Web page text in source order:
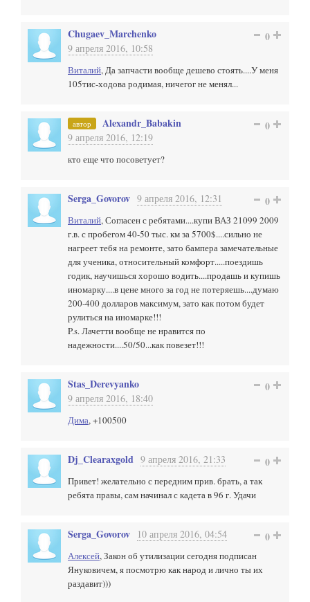
Chugaev_Marchenko
9 апреля 2016, 10:58
0
Виталий, Да запчасти вообще дешево стоять....У меня
105тис-ходова родимая, ничегог не менял...
автор Alexandr_Babakin
9 апреля 2016, 12:19
0
кто еще что посоветует?
Serga_Govorov 9 апреля 2016, 12:31 0
Виталий, Согласен с ребятами....купи ВАЗ 21099 2009
г.в. с пробегом 40-50 тыс. км за 5700$....сильно не
нагреет тебя на ремонте, зато бампера замечательные
для ученика, относительный комфорт.....поездишь
годик, научишься хорошо водить....продашь и купишь
иномарку....в цене много за год не потеряешь....думаю
200-400 долларов максимум, зато как потом будет
рулиться на иномарке!!!
P.s. Лачетти вообще не нравится по
надежности....50/50...как повезет!!!
Stas_Derevyanko
9 апреля 2016, 18:40
0
Дима, +100500
Dj_Clearaxgold 9 апреля 2016, 21:33 0
Привет! желательно с передним прив. брать, а так
ребята правы, сам начинал с кадета в 96 г. Удачи
Serga_Govorov 10 апреля 2016, 04:54 0
Алексей, Закон об утилизации сегодня подписан
Януковичем, я посмотрю как народ и лично ты их
раздавит)))